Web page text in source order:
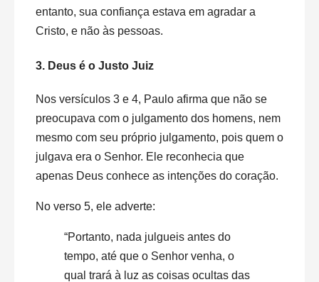
entanto, sua confiança estava em agradar a
Cristo, e não às pessoas.
3. Deus é o Justo Juiz
Nos versículos 3 e 4, Paulo afirma que não se
preocupava com o julgamento dos homens, nem
mesmo com seu próprio julgamento, pois quem o
julgava era o Senhor. Ele reconhecia que
apenas Deus conhece as intenções do coração.
No verso 5, ele adverte:
“Portanto, nada julgueis antes do
tempo, até que o Senhor venha, o
qual trará à luz as coisas ocultas das